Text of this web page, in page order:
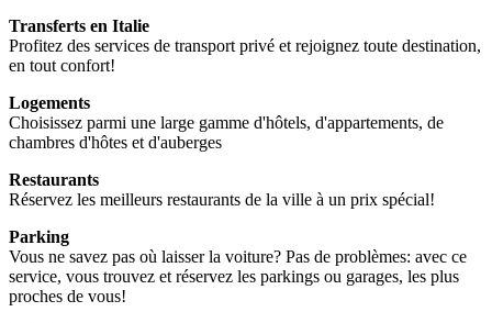
Transferts en Italie
Profitez des services de transport privé et rejoignez toute destination,
en tout confort!
Logements
Choisissez parmi une large gamme d'hôtels, d'appartements, de
chambres d'hôtes et d'auberges
Restaurants
Réservez les meilleurs restaurants de la ville à un prix spécial!
Parking
Vous ne savez pas où laisser la voiture? Pas de problèmes: avec ce
service, vous trouvez et réservez les parkings ou garages, les plus
proches de vous!